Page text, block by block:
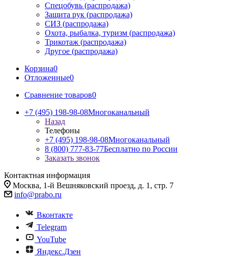
Спецобувь (распродажа)
Защита рук (распродажа)
СИЗ (распродажа)
Охота, рыбалка, туризм (распродажа)
Трикотаж (распродажа)
Другое (распродажа)
Корзина0
Отложенные0
Сравнение товаров0
+7 (495) 198-98-08Многоканальный
Назад
Телефоны
+7 (495) 198-98-08Многоканальный
8 (800) 777-83-77Бесплатно по России
Заказать звонок
Контактная информация
Москва, 1-й Вешняковский проезд, д. 1, стр. 7
info@prabo.ru
Вконтакте
Telegram
YouTube
Яндекс.Дзен